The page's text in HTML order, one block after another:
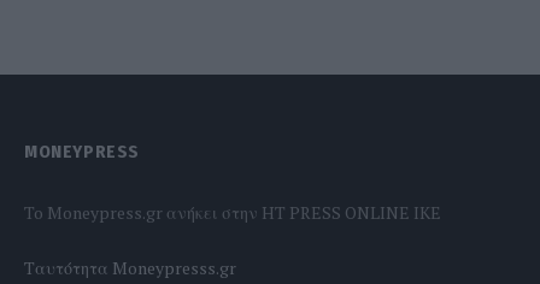
MONEYPRESS
To Moneypress.gr ανήκει στην HT PRESS ONLINE IKE
Tαυτότητα Moneypresss.gr